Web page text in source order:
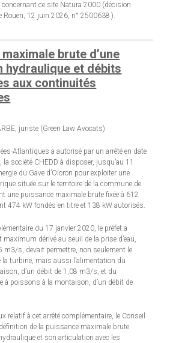
concernant ce site Natura 2000 (décision
Rouen, 12 juin 2026, n° 2500638 ).
brute d’une
hydraulique et débits
aux continuités
juriste (Green Law Avocats)
Atlantiques a autorisé par un arrêté en date
société CHEDD à disposer, jusqu’au 11
du Gave d’Oloron pour exploiter une
située sur le territoire de la commune de
une puissance maximale brute fixée à 612
474 kW fondés en titre et 138 kW autorisés.
du 17 janvier 2020, le préfet a
maximum dérivé au seuil de la prise d’eau,
m3/s, devait permettre, non seulement le
la turbine, mais aussi l’alimentation du
d’un débit de 1,08 m3/s, et du
à poissons à la montaison, d’un débit de
relatif à cet arrêté complémentaire, le Conseil
de la puissance maximale brute
et son articulation avec les